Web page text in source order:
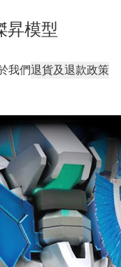
昇模型
我們退貨及退款政策